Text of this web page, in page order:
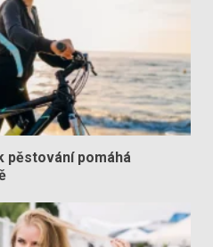
pěstování pomáhá